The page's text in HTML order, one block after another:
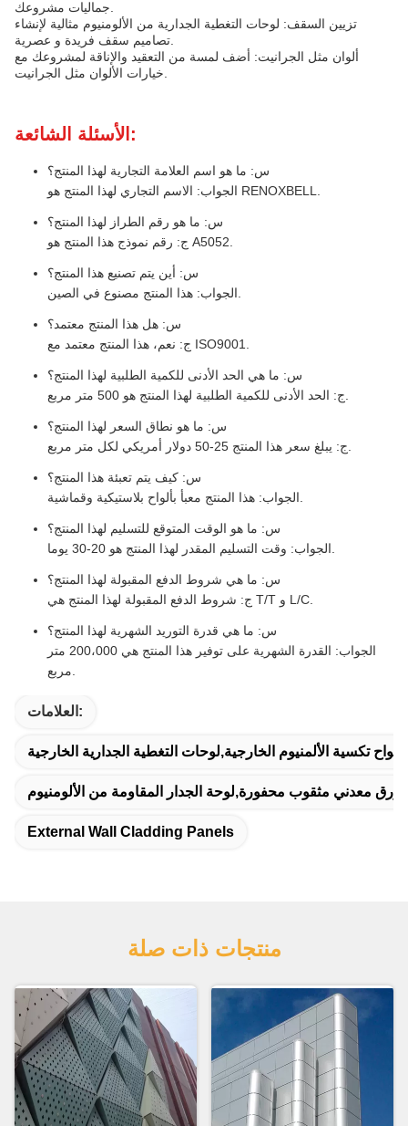
تزيين السقف: لوحات التغطية الجدارية من الألومنيوم مثالية لإنشاء
ألوان مثل الجرانيت: أضف لمسة من التعقيد والإناقة لمشروعك مع
الأسئلة الشائعة:
س: ما هو اسم العلامة التجارية لهذا المنتج؟
الجواب: الاسم التجاري لهذا المنتج هو RENOXBELL.
س: ما هو رقم الطراز لهذا المنتج؟
ج: رقم نموذج هذا المنتج هو A5052.
س: أين يتم تصنيع هذا المنتج؟
س: هل هذا المنتج معتمد؟
ج: نعم، هذا المنتج معتمد مع ISO9001.
س: ما هي الحد الأدنى للكمية الطلبية لهذا المنتج؟
س: ما هو نطاق السعر لهذا المنتج؟
س: كيف يتم تعبئة هذا المنتج؟
س: ما هو الوقت المتوقع للتسليم لهذا المنتج؟
س: ما هي شروط الدفع المقبولة لهذا المنتج؟
ج: شروط الدفع المقبولة لهذا المنتج هي T/T و L/C.
س: ما هي قدرة التوريد الشهرية لهذا المنتج؟
الجواب: القدرة الشهرية على توفير هذا المنتج هي 200،000 متر
العلامات:
تكسية الألمنيوم الخارجية,لوحات التغطية الجدارية الخارجية
معدني مثقوب محفورة,لوحة الجدار المقاومة من الألومنيوم
External Wall Cladding Panels
منتجات ذات صلة